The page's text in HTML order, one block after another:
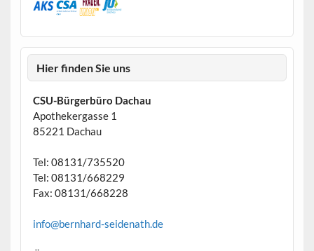
Hier finden Sie uns
CSU-Bürgerbüro Dachau
Apothekergasse 1
85221 Dachau
Tel: 08131/735520
Tel: 08131/668229
Fax: 08131/668228
info@bernhard-seidenath.de